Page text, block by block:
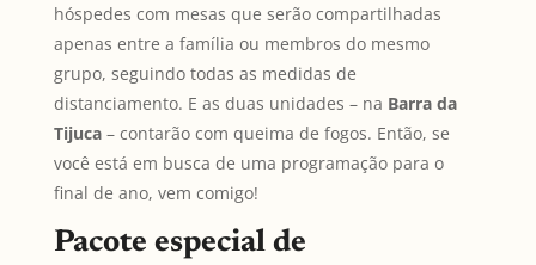
hóspedes com mesas que serão compartilhadas
apenas entre a família ou membros do mesmo
grupo, seguindo todas as medidas de
distanciamento. E as duas unidades – na Barra da
Tijuca– contarão com queima de fogos. Então, se
você está em busca de uma programação para o
final de ano, vem comigo!
Pacote especial de